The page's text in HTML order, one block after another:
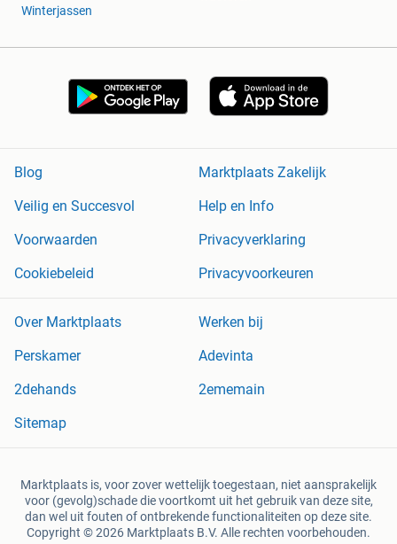
Winterjassen
Blog
Marktplaats Zakelijk
Veilig en Succesvol
Help en Info
Voorwaarden
Privacyverklaring
Cookiebeleid
Privacyvoorkeuren
Over Marktplaats
Werken bij
Perskamer
Adevinta
2dehands
2ememain
Sitemap
Marktplaats is, voor zover wettelijk toegestaan, niet aansprakelijk
voor (gevolg)schade die voortkomt uit het gebruik van deze site,
dan wel uit fouten of ontbrekende functionaliteiten op deze site.
Copyright © 2026 Marktplaats B.V. Alle rechten voorbehouden.